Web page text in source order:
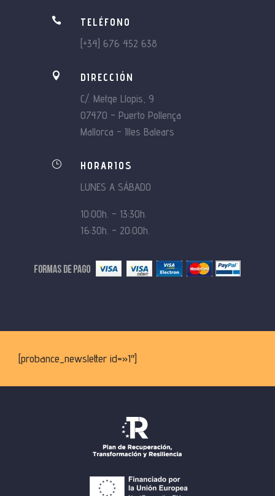

TELÉFONO
[+34] 676 452 638

DIRECCIÓN
C/. Metge Llopis, 9
07470 – Puerto Pollença
Mallorca – Illes Balears
}
HORARIOS
LUNES A SÁBADO
10:00h. – 13:30h.
16:30h. – 20:00h.
[probance_newsletter id=»1″]